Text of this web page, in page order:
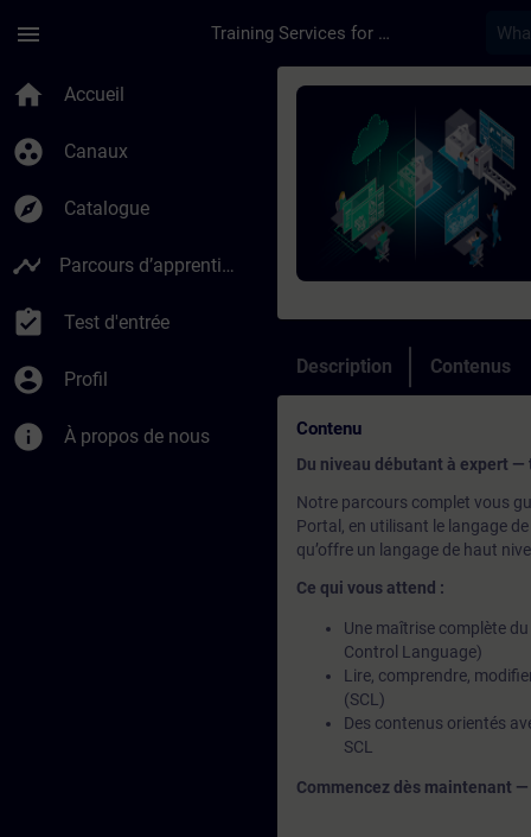
menu Training Services for Digital Industries
home Accueil
group_work Canaux
explore Catalogue
timeline Parcours d’apprentissage
assignment_turned_in Test d'entrée
account_circle Profil
info À propos de nous
Cours -
Description Contenus
Contenu
Du niveau débutant à expert
Notre parcours complet vous
Portal, en utilisant le langage
qu’offre un langage de haut
Ce qui vous attend :
Une maîtrise complète
Control Language)
Lire, comprendre,
(SCL)
Des contenus orientés
SCL
Commencez dès maintenant